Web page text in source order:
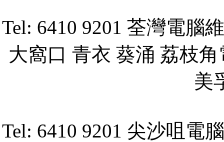
Tel: 6410 9201 荃灣電腦
大窩口 青衣 葵涌 荔枝
美
Tel: 6410 9201 尖沙咀電